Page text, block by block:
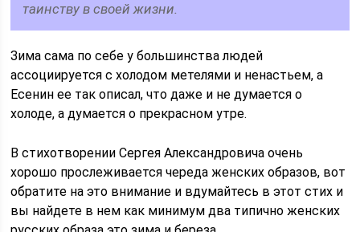
таинству в своей жизни.
Зима сама по себе у большинства людей
ассоциируется с холодом метелями и ненастьем, а
Есенин ее так описал, что даже и не думается о
холоде, а думается о прекрасном утре.
В стихотворении Сергея Александровича очень
хорошо прослеживается череда женских образов, вот
обратите на это внимание и вдумайтесь в этот стих и
вы найдете в нем как минимум два типично женских